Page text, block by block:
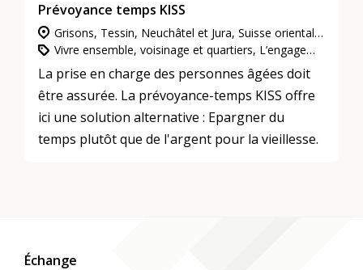
Prévoyance temps KISS
Grisons, Tessin, Neuchâtel et Jura, Suisse orientale, Vaud et Fribourg, Valais, Suisse centrale, Berne et Soleure, Zurich, Genève, Suisse du Nord-Ouest
Vivre ensemble, voisinage et quartiers, L’engagement d’utilité publique
La prise en charge des personnes âgées doit
être assurée. La prévoyance-temps KISS offre
ici une solution alternative : Epargner du
temps plutôt que de l'argent pour la vieillesse.
Échange